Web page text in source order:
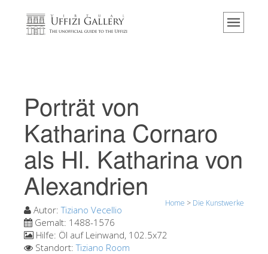
Home
Veranstaltungen & Ausstellungen
Besucher Bewertungen
Kontakt
Die Uffizien entdecken
Jetzt buchen
Virtuelle Tour
Die Kunstwerke
Porträt von
Katharina Cornaro
als Hl. Katharina von
Alexandrien
Home > Die Kunstwerke
Autor:Tiziano Vecellio
Gemalt: 1488-1576
Hilfe: Öl auf Leinwand, 102.5x72
Standort:Tiziano Room